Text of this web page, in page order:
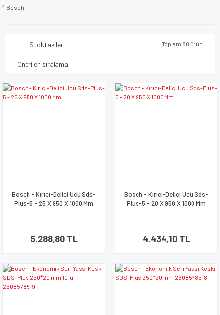
Bosch
Stoktakiler Toplam 80 ürün
Bosch - Kırıcı-Delici Ucu Sds-
Plus-5 - 25 X 950 X 1000 Mm
5.288,80 TL
Bosch - Kırıcı-Delici Ucu Sds-
Plus-5 - 20 X 950 X 1000 Mm
4.434,10 TL